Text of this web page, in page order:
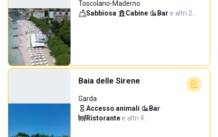
Toscolano-Maderno
Sabbiosa· Cabine· Bar·e altri 2…
Baia delle Sirene
Garda
Accesso animali· Bar·
Ristorante·e altri 4…